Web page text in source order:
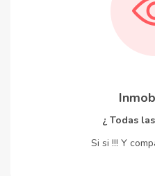
¿ Todas
Si si !!! Y